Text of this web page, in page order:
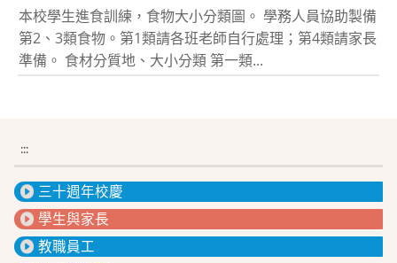
modified:
本校學生進食訓練，食物大小分類圖。 學務人員協助製備
第2、3類食物。第1類請各班老師自行處理；第4類請家長
準備。 食材分質地、大小分類 第一類...
:::
三十週年校慶
學生與家長
教職員工